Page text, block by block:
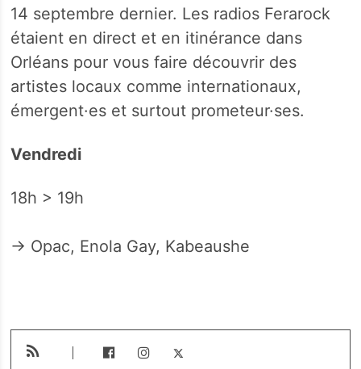
14 septembre dernier. Les radios Ferarock
étaient en direct et en itinérance dans
Orléans pour vous faire découvrir des
artistes locaux comme internationaux,
émergent·es et surtout prometeur·ses.
Vendredi
18h > 19h
→ Opac, Enola Gay, Kabeaushe